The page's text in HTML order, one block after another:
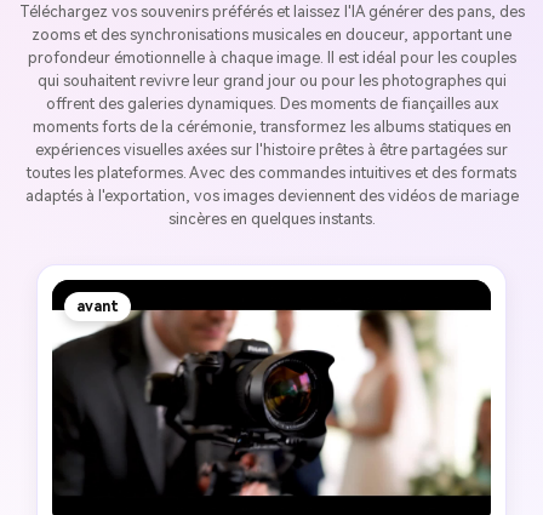
Téléchargez vos souvenirs préférés et laissez l'IA générer des pans, des
zooms et des synchronisations musicales en douceur, apportant une
profondeur émotionnelle à chaque image. Il est idéal pour les couples
qui souhaitent revivre leur grand jour ou pour les photographes qui
offrent des galeries dynamiques. Des moments de fiançailles aux
moments forts de la cérémonie, transformez les albums statiques en
expériences visuelles axées sur l'histoire prêtes à être partagées sur
toutes les plateformes. Avec des commandes intuitives et des formats
adaptés à l'exportation, vos images deviennent des vidéos de mariage
sincères en quelques instants.
avant